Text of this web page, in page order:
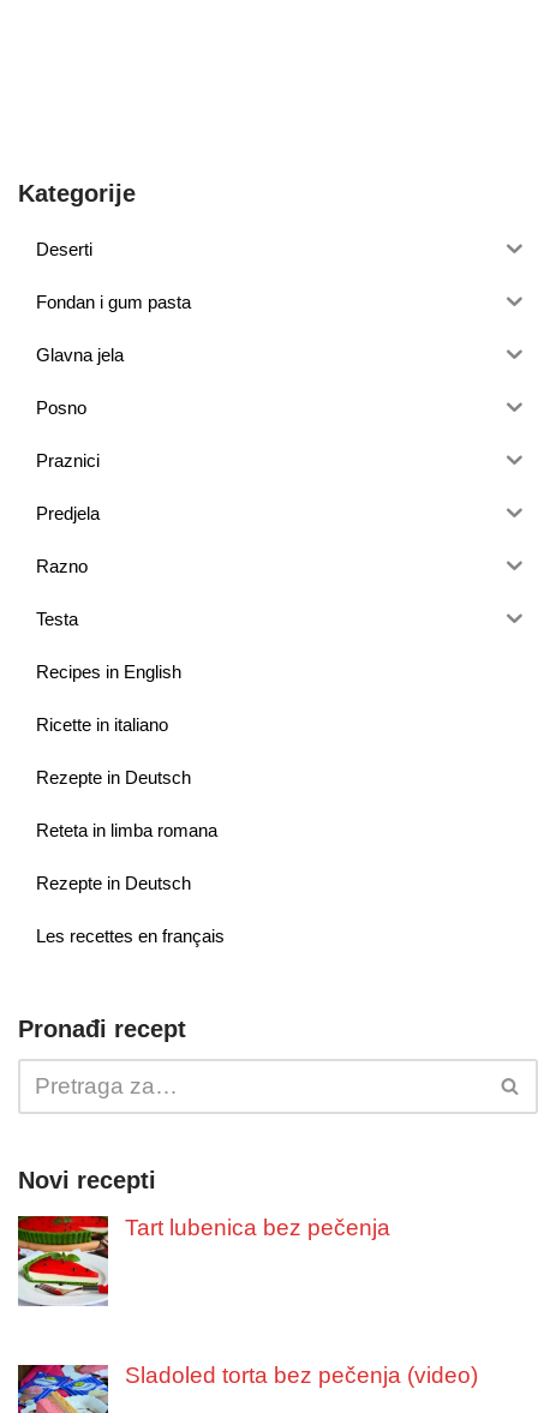
Kategorije
Deserti
Fondan i gum pasta
Glavna jela
Posno
Praznici
Predjela
Razno
Testa
Recipes in English
Ricette in italiano
Rezepte in Deutsch
Reteta in limba romana
Rezepte in Deutsch
Les recettes en français
Pronađi recept
Novi recepti
Tart lubenica bez pečenja
Sladoled torta bez pečenja (video)